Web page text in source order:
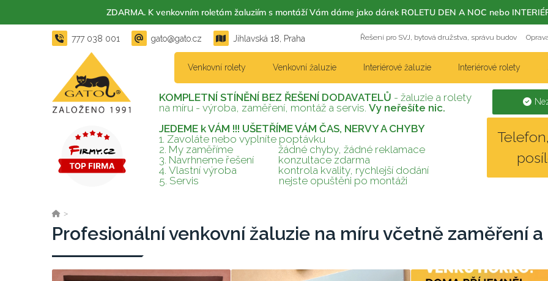
777 038 001 gato@gato.cz Jihlavská 18, Praha Řešení pro SVJ, bytová družstva, správu budov
Venkovní rolety Venkovní žaluzie Interiérové žaluzie Interiérové rolety
KOMPLETNÍ STÍNĚNÍ BEZ ŘEŠENÍ DODAVATELŮ - žaluzie a rolety
na míru - výroba, zaměření, montáž a servis. Vy neřešíte nic.
JEDEME k VÁM !!! UŠETŘÍME VÁM ČAS, NERVY A CHYBY
1. Zavoláte nebo vyplníte poptávku
2. My zaměříme
žádné chyby, žádné reklamace
3. Navrhneme řešení
konzultace zdarma
4. Vlastní výroba
kontrola kvality, rychlejší dodání
5. Servis nejste opuštěni po montáži
>
Profesionální venkovní žaluzie na míru včetně zaměření a
ZDARMA. K venkovním roletám žaluziím s montáží Vám dáme jako dárek ROLETU DEN A NOC nebo